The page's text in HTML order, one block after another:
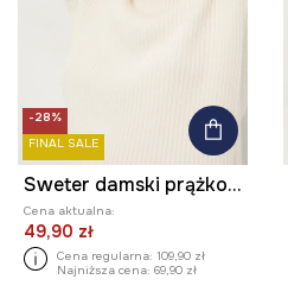
-28%
FINAL SALE
Sweter damski prążkowany
Cena aktualna:
49,90 zł
Cena regularna: 109,90 zł
Najniższa cena: 69,90 zł